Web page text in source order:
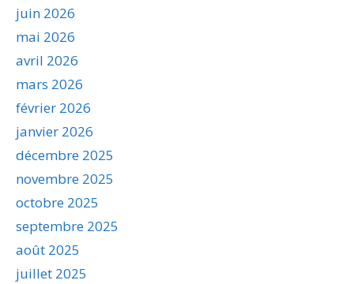
juin 2026
mai 2026
avril 2026
mars 2026
février 2026
janvier 2026
décembre 2025
novembre 2025
octobre 2025
septembre 2025
août 2025
juillet 2025